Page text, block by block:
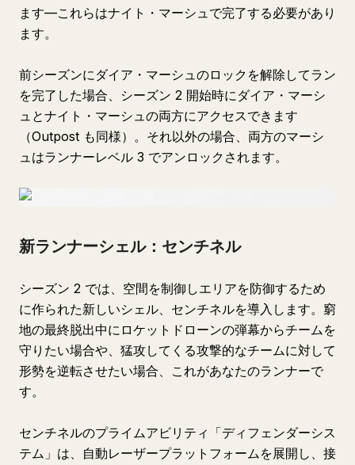
ます—これらはナイト・マーシュで完了する必要があり
ます。
前シーズンにダイア・マーシュのロックを解除してラン
を完了した場合、シーズン 2 開始時にダイア・マーシ
ュとナイト・マーシュの両方にアクセスできます
（Outpost も同様）。それ以外の場合、両方のマーシ
ュはランナーレベル 3 でアンロックされます。
新ランナーシェル：センチネル
シーズン 2 では、空間を制御しエリアを防御するため
に作られた新しいシェル、センチネルを導入します。窮
地の最終脱出中にロケットドローンの弾幕からチームを
守りたい場合や、猛攻してくる攻撃的なチームに対して
形勢を逆転させたい場合、これがあなたのランナーで
す。
センチネルのプライムアビリティ「ディフェンダーシス
テム」は、自動レーザープラットフォームを展開し、接